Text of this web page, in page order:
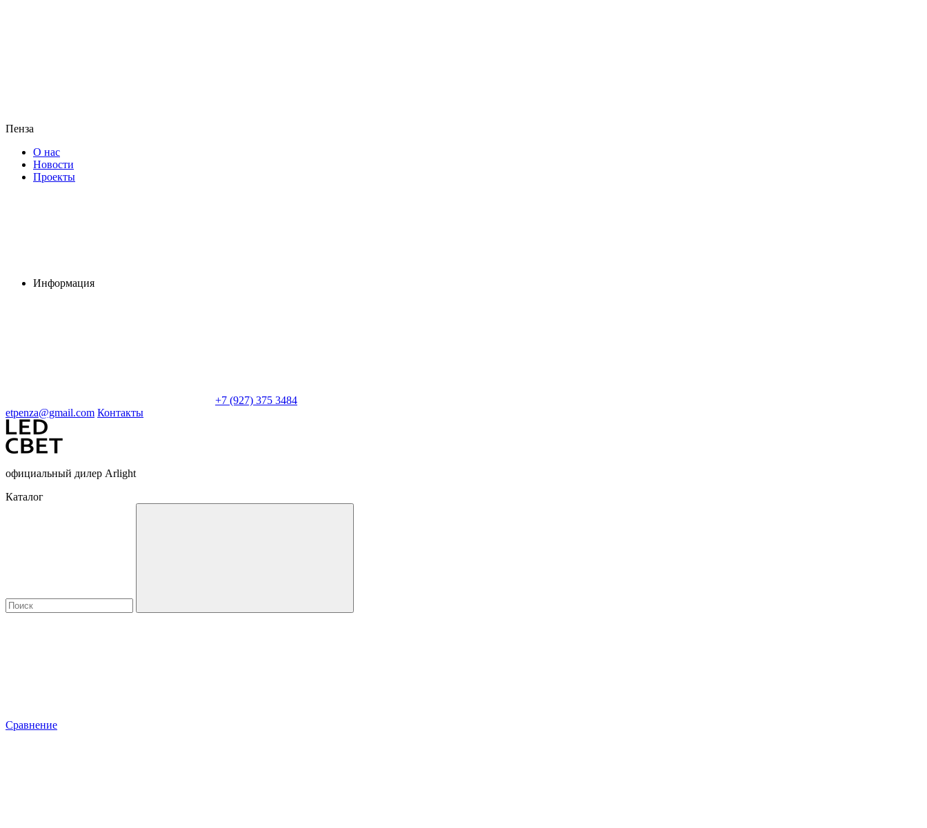
Пенза
О нас
Новости
Проекты
Информация
+7 (927) 375 3484
etpenza@gmail.com Контакты
официальный дилер Arlight
Каталог
Сравнение